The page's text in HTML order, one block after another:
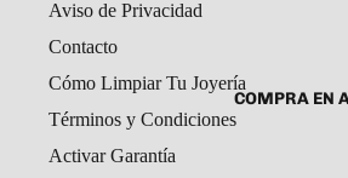
SET DE ARETES
CADENAS Y
DIJES
COMPRA EN
Aviso de Privacidad
Contacto
Cómo Limpiar Tu Joyería
Términos y Condiciones
Activar Garantía